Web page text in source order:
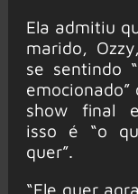
Ela admitiu
marido,
se sentindo
emocionado”
show final
isso é “o
quer”.
“Ele quer